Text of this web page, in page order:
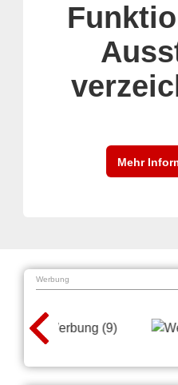
Mehr
Werbung